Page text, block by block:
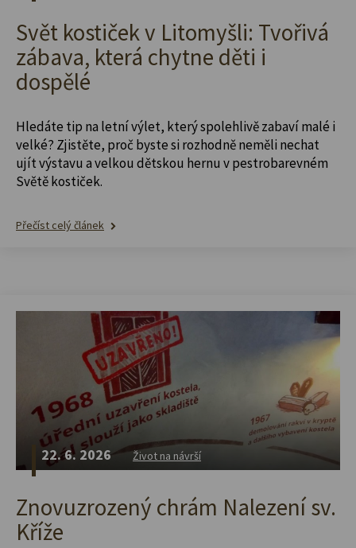
Svět kostiček v Litomyšli: Tvořivá
zábava, která chytne děti i
dospělé
Hledáte tip na letní výlet, který spolehlivě zabaví malé i
velké? Zjistěte, proč byste si rozhodně neměli nechat
ujít výstavu a velkou dětskou hernu v pestrobarevném
Světě kostiček.
Přečíst celý článek
22. 6. 2026 Život na návrší
Znovuzrozený chrám Nalezení sv.
Kříže